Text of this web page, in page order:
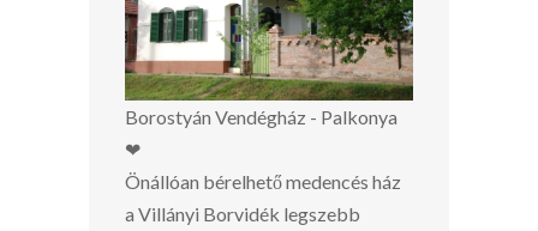
Borostyán Vendégház - Palkonya
❤
Önállóan bérelhető medencés ház
a Villányi Borvidék legszebb